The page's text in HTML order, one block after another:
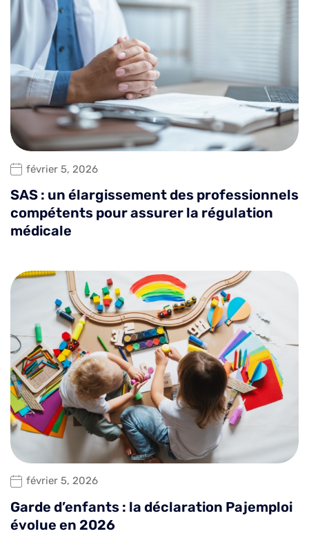
février 5, 2026
SAS : un élargissement des professionnels
compétents pour assurer la régulation
médicale
février 5, 2026
Garde d’enfants : la déclaration Pajemploi
évolue en 2026